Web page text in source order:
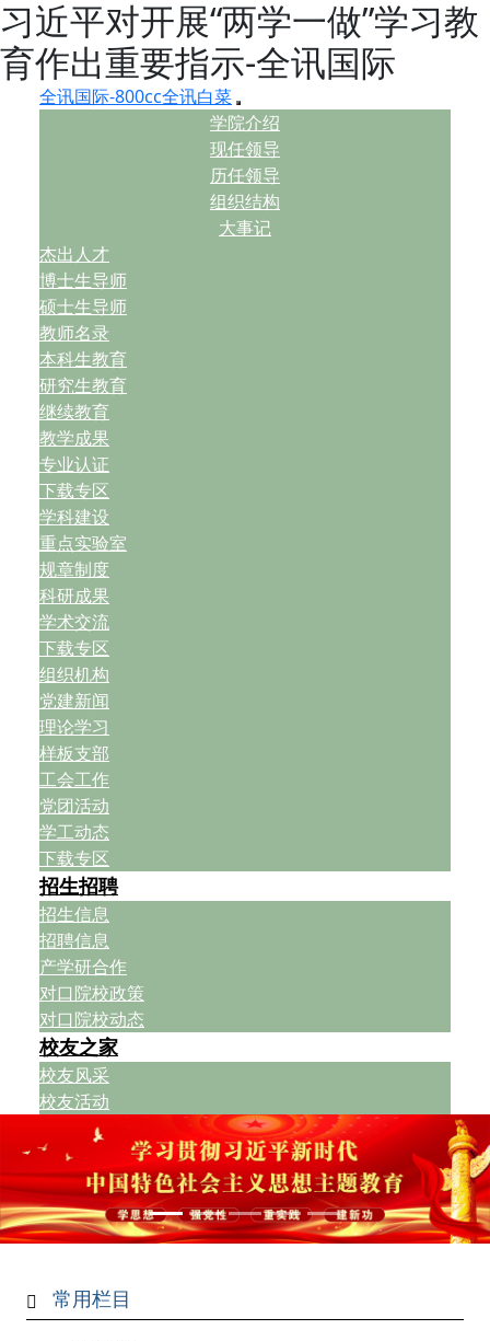
习近平对开展“两学一做”学习教
育作出重要指示-全讯国际
全讯国际-800cc全讯白菜
学院介绍
现任领导
历任领导
组织结构
大事记
杰出人才
博士生导师
硕士生导师
教师名录
本科生教育
研究生教育
继续教育
教学成果
专业认证
下载专区
学科建设
重点实验室
规章制度
科研成果
学术交流
下载专区
组织机构
党建新闻
理论学习
样板支部
工会工作
党团活动
学工动态
下载专区
招生招聘
招生信息
招聘信息
产学研合作
对口院校政策
对口院校动态
校友之家
校友风采
校友活动
常用栏目